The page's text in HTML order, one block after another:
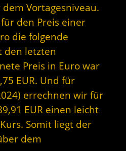
Vortagesniveau.
den Preis einer
die folgende
den letzten
Preis in Euro war
EUR. Und für
errechnen wir für
EUR einen leicht
Somit liegt der
dem